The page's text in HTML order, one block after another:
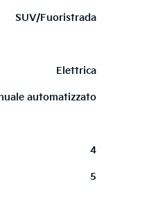
SUV/Fuoristrada
Elettrica
automatizzato
4
5